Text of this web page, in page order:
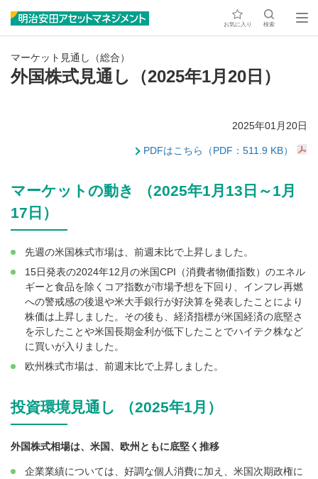
お気に入り 検索
マーケット見通し（総合）
外国株式見通し（2025年1月20日）
2025年01月20日
PDFはこちら（PDF：511.9 KB）
マーケットの動き （2025年1月13日～1月
17日）
先週の米国株式市場は、前週末比で上昇しました。
15日発表の2024年12月の米国CPI（消費者物価指数）のエネル
ギーと食品を除くコア指数が市場予想を下回り、インフレ再燃
への警戒感の後退や米大手銀行が好決算を発表したことにより
株価は上昇しました。その後も、経済指標が米国経済の底堅さ
を示したことや米国長期金利が低下したことでハイテク株など
に買いが入りました。
欧州株式市場は、前週末比で上昇しました。
投資環境見通し （2025年1月）
外国株式相場は、米国、欧州ともに底堅く推移
企業業績については、好調な個人消費に加え、米国次期政権に